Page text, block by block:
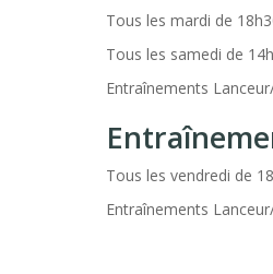
Tous les mardi de
Tous les samedi de
Entraînements
Tous les vendredi de
Entraînements